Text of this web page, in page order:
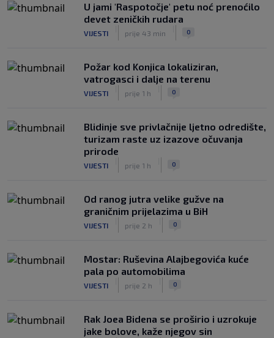
nasrnuo na gostujuće fudbalere
(VIDEO)
NOGOMET
|
8. aug.
U jami 'Raspotočje' petu noć prenoćilo
devet zeničkih rudara
VIJESTI prije 43 min 0
Požar kod Konjica lokaliziran,
vatrogasci i dalje na terenu
VIJESTI prije 1 h 0
Blidinje sve privlačnije ljetno odredište,
turizam raste uz izazove očuvanja
prirode
VIJESTI prije 1 h 0
Od ranog jutra velike gužve na
graničnim prijelazima u BiH
VIJESTI prije 2 h 0
Mostar: Ruševina Alajbegovića kuće
pala po automobilima
VIJESTI prije 2 h 0
Rak Joea Bidena se proširio i uzrokuje
jake bolove, kaže njegov sin